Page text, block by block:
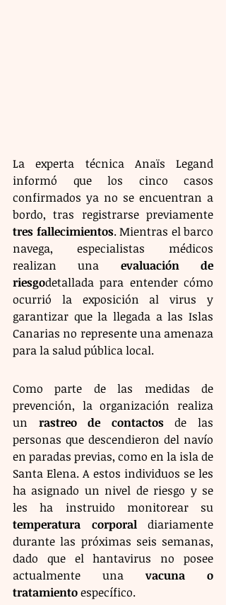
La experta técnica Anaïs Legand
informó que los cinco casos
confirmados ya no se encuentran a
tres fallecimientos. Mientras el barco
navega, especialistas médicos
realizan una evaluación de
riesgodetallada para entender cómo
ocurrió la exposición al virus y
garantizar que la llegada a las Islas
Canarias no represente una amenaza
para la salud pública local.
Como parte de las medidas de
prevención, la organización realiza
un rastreo de contactos de las
personas que descendieron del navío
en paradas previas, como en la isla de
Santa Elena. A estos individuos se les
ha asignado un nivel de riesgo y se
temperatura corporal diariamente
durante las próximas seis semanas,
dado que el hantavirus no posee
actualmente una vacuna o
tratamiento específico.